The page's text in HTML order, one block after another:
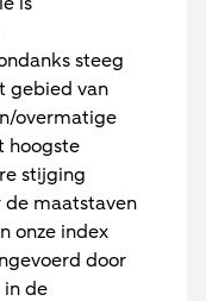
steeg
gebied van
overmatige
hoogste
stijging
maatstaven
onze index
door
de